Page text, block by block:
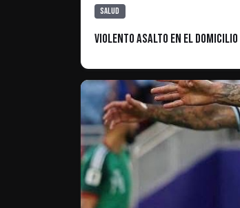
Salud
Violento asalto en el domicilio